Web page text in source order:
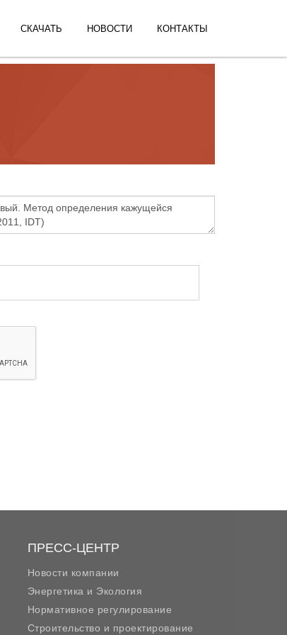
СКАЧАТЬ НОВОСТИ КОНТАКТЫ
ПРЕСС-ЦЕНТР
Новости компании
Энергетика и Экология
Нормативное регулирование
Строительство и проектирование